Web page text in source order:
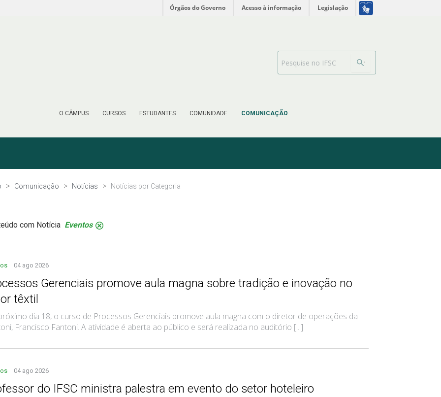
Órgãos do Governo Acesso à informação Legislação
O CÂMPUS CURSOS ESTUDANTES COMUNIDADE COMUNICAÇÃO
Barra de busca
Comunicação Notícias Notícias por Categoria
com Notícia Eventos .
04 ago 2026
Gerenciais promove aula magna sobre tradição e inovação no
têxtil
dia 18, o curso de Processos Gerenciais promove aula magna com o diretor de operações da
Francisco Fantoni. A atividade é aberta ao público e será realizada no auditório [...]
04 ago 2026
do IFSC ministra palestra em evento do setor hoteleiro